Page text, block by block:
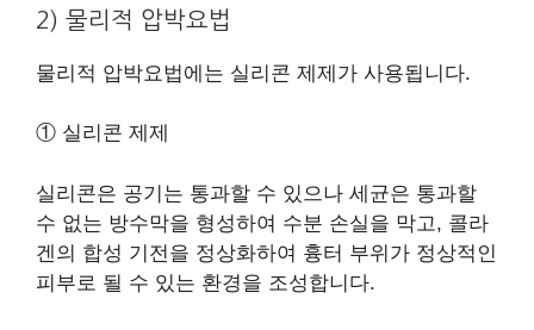
2) 물리적 압박요법
물리적 압박요법에는 실리콘 제제가 사용됩니다.
① 실리콘 제제
실리콘은 공기는 통과할 수 있으나 세균은 통과할
수 없는 방수막을 형성하여 수분 손실을 막고, 콜라
겐의 합성 기전을 정상화하여 흉터 부위가 정상적인
피부로 될 수 있는 환경을 조성합니다.